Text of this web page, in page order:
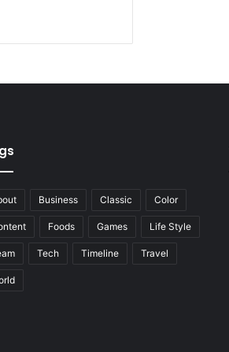
Business Classic Color
Foods Games Life Style
Tech Timeline Travel